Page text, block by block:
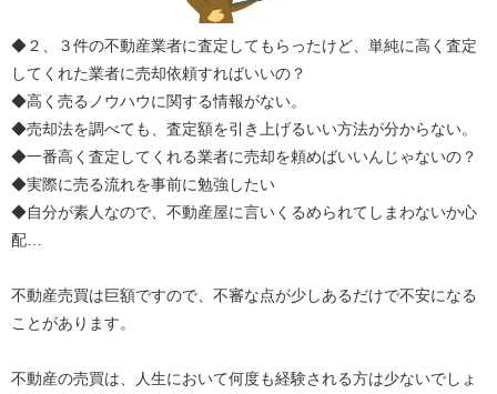
◆２、３件の不動産業者に査定してもらったけど、単純に高く査定
してくれた業者に売却依頼すればいいの？
◆高く売るノウハウに関する情報がない。
◆売却法を調べても、査定額を引き上げるいい方法が分からない。
◆一番高く査定してくれる業者に売却を頼めばいいんじゃないの？
◆実際に売る流れを事前に勉強したい
◆自分が素人なので、不動産屋に言いくるめられてしまわないか心
配…
不動産売買は巨額ですので、不審な点が少しあるだけで不安になる
ことがあります。
不動産の売買は、人生において何度も経験される方は少ないでしょ